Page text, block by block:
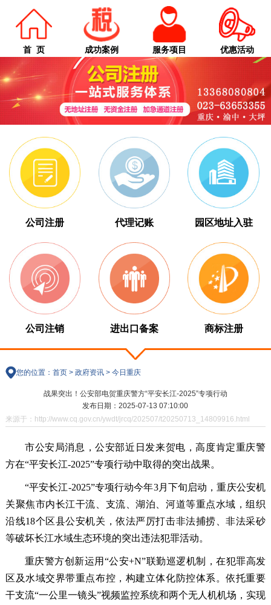
首 页 成功案例 服务项目 优惠活动
公司注册 代理记账 园区地址入驻
公司注销 进出口备案 商标注册
您的位置： 首页> 政府资讯> 今日重庆
战果突出！公安部电贺重庆警方“平安长江-2025”专项行动
发布日期：2025-07-13 07:10:00
来源于：http://www.cq.gov.cn/ywdt/jrcq/202507/t20250713_14809916.html
市公安局消息，公安部近日发来贺电，高度肯定重庆警
方在“平安长江-2025”专项行动中取得的突出战果。
“平安长江-2025”专项行动今年3月下旬启动，重庆公安机
关聚焦市内长江干流、支流、湖泊、河道等重点水域，组织
沿线18个区县公安机关，依法严厉打击非法捕捞、非法采砂
等破坏长江水域生态环境的突出违法犯罪活动。
重庆警方创新运用“公安+N”联勤巡逻机制，在犯罪高发
区及水域交界带重点布控，构建立体化防控体系。依托重要
干支流“一公里一镜头”视频监控系统和两个无人机机场，实现